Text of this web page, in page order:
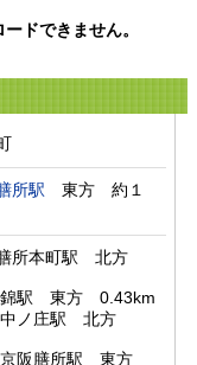
ドできません。
所駅 東方　約１
所本町駅　北方